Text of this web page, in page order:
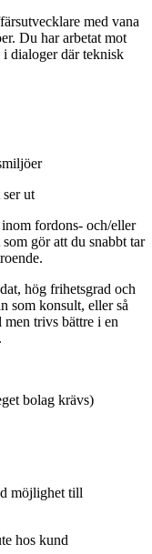
med vana
Du har arbetat mot
dialoger där teknisk
ut
fordons- och/eller
gör att du snabbt tar
hög frihetsgrad och
som konsult, eller så
trivs bättre i en
bolag krävs)
möjlighet till
hos kund